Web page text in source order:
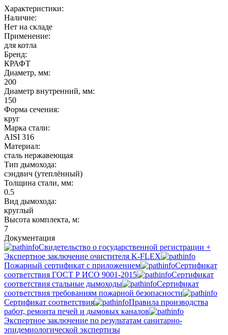
Характеристики:
Наличие:
Нет на складе
Применение:
для котла
Бренд:
КРАФТ
Диаметр, мм:
200
Диаметр внутренний, мм:
150
Форма сечения:
круг
Марка стали:
AISI 316
Материал:
сталь нержавеющая
Тип дымохода:
сэндвич (утеплённый)
Толщина стали, мм:
0.5
Вид дымохода:
круглый
Высота комплекта, м:
7
Документация
Свидетельство о государственной регистрации +
Экспертное заключение очистителя K-FLEX
Пожарный сертификат с приложением
Сертификат
соответствия ГОСТ Р ИСО 9001-2015
Сертификат
соответствия стальные дымоходы
Сертификат
соответствия требованиям пожарной безопасности
Сертификат соответствия
Правила производства
работ, ремонта печей и дымовых каналов
Экспертное заключение по результатам санитарно-
эпидемиологической экспертизы